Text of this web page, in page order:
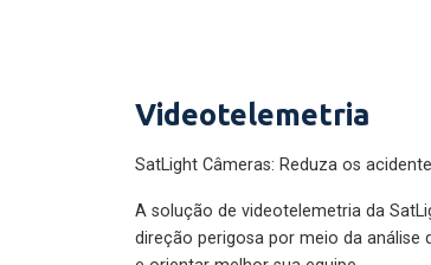
Videotelemetria
SatLight Câmeras: Reduza os
A solução de videotelemetria da
direção perigosa por meio da análise
e orientar melhor sua equipe.